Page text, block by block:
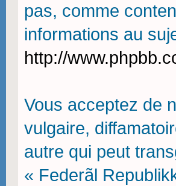
pas, comme
informations au
http://
Vous acceptez de
vulgaire,
autre qui peut
« Federãl